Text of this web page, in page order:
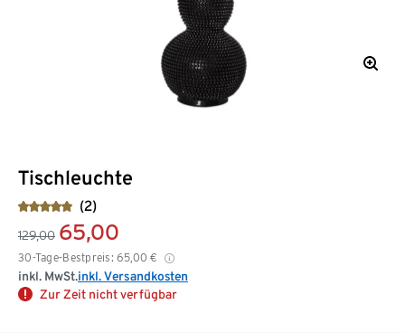
Tischleuchte
(2)
129,00 65,00
30-Tage-Bestpreis: 65,00 €
inkl. MwSt.inkl. Versandkosten
Zur Zeit nicht verfügbar